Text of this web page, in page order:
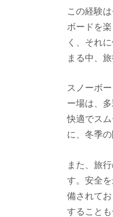
この経験
ボードを
く、それ
まる中、
スノーボ
ー場は、
快適でス
に、冬季
また、旅
す。安全
備されて
することも